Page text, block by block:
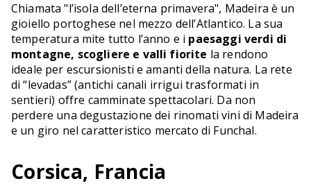
Chiamata "l’isola dell’eterna primavera", Madeira è un
gioiello portoghese nel mezzo dell’Atlantico. La sua
temperatura mite tutto l’anno e i paesaggi verdi di
montagne, scogliere e valli fiorite la rendono
ideale per escursionisti e amanti della natura. La rete
di “levadas” (antichi canali irrigui trasformati in
sentieri) offre camminate spettacolari. Da non
perdere una degustazione dei rinomati vini di Madeira
e un giro nel caratteristico mercato di Funchal.
Corsica, Francia